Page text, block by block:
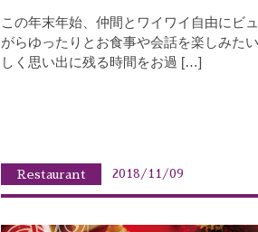
この年末年始、仲間とワイワイ自由にビ
がらゆったりとお食事や会話を楽しみた
しく思い出に残る時間をお過 […]
Restaurant 2018/11/09